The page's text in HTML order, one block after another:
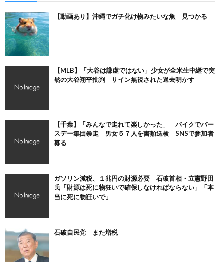
【動画あり】沖縄でガチ化け物みたいな魚 見つかる
【MLB】「大谷は謙虚ではない」少女が全米生中継で突
然の大谷翔平批判 サイン無視された過去明かす
【千葉】「みんなで走れて楽しかった」 バイクでバー
スデー集団暴走 男女５７人を書類送検 SNSで参加者
募る
ガソリン減税、１兆円の財源必要 石破首相・立憲野田
氏「財源は死に物狂いで確保しなければならない」「本
当に死に物狂いで」
石破自民党 また増税